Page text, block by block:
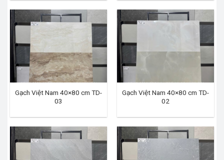
Gạch Việt Nam 40×80 cm TD-
03
Gạch Việt Nam 40×80 cm TD-
02